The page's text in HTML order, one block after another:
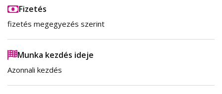
Fizetés
fizetés megegyezés szerint
Munka kezdés ideje
Azonnali kezdés